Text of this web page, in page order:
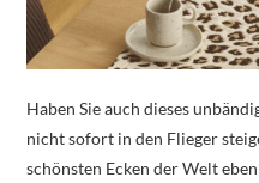
Haben Sie auch dieses
nicht sofort in den Flieger
schönsten Ecken der Welt